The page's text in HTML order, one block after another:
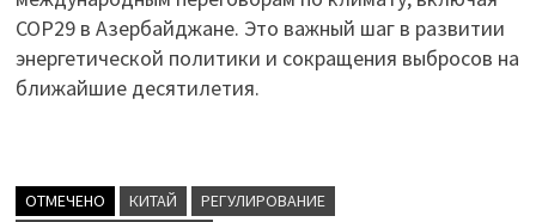
COP29 в Азербайджане. Это важный шаг в развитии
энергетической политики и сокращения выбросов на
ближайшие десятилетия.
ОТМЕЧЕНО КИТАЙ
РЕГУЛИРОВАНИЕ